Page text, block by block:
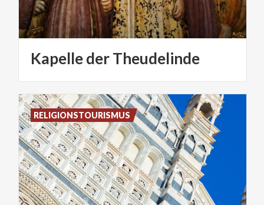
KapellederTheudelinde
RELIGIONSTOURISMUS